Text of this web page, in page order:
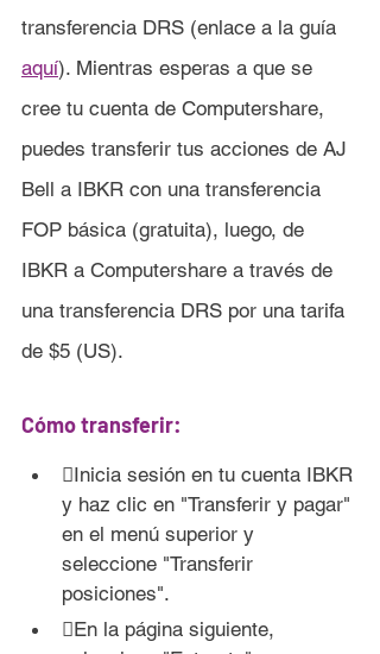
transferencia DRS (enlace a la guía
aquí). Mientras esperas a que se
cree tu cuenta de Computershare,
puedes transferir tus acciones de AJ
Bell a IBKR con una transferencia
FOP básica (gratuita), luego, de
IBKR a Computershare a través de
una transferencia DRS por una tarifa
de $5 (US).
Cómo transferir:
Inicia sesión en tu cuenta IBKR
y haz clic en "Transferir y pagar"
en el menú superior y
seleccione "Transferir
posiciones".
En la página siguiente,